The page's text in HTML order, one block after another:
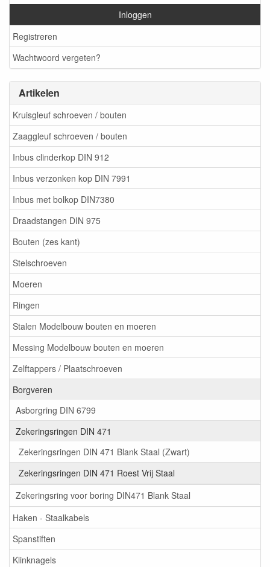
Inloggen
Registreren
Wachtwoord vergeten?
Artikelen
Kruisgleuf schroeven / bouten
Zaaggleuf schroeven / bouten
Inbus clinderkop DIN 912
Inbus verzonken kop DIN 7991
Inbus met bolkop DIN7380
Draadstangen DIN 975
Bouten (zes kant)
Stelschroeven
Moeren
Ringen
Stalen Modelbouw bouten en moeren
Messing Modelbouw bouten en moeren
Zelftappers / Plaatschroeven
Borgveren
Asborgring DIN 6799
Zekeringsringen DIN 471
Zekeringsringen DIN 471 Blank Staal (Zwart)
Zekeringsringen DIN 471 Roest Vrij Staal
Zekeringsring voor boring DIN471 Blank Staal
Haken - Staalkabels
Spanstiften
Klinknagels